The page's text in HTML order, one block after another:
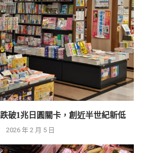
破1兆日圓關卡，創近半世紀新低
2026 年 2 月 5 日